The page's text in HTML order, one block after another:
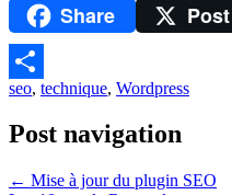
Share Post
Partager
seo, technique, Wordpress
Post navigation
← Mise à jour du plugin SEO